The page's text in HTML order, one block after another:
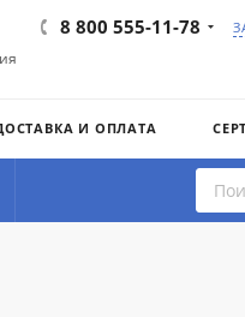
8 800 555-11-78
И ОПЛАТА